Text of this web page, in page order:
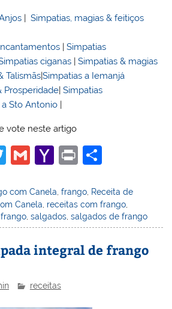
|Simpatias, magias & feitiços
|Simpatias
ciganas |Simpatias & magias
Talismãs|Simpatias a Iemanjá
Prosperidade |Simpatias
a Sto Antonio
vote neste artigo
T
itt
er
G
ai
l
Y
h
o
o
M
l
Pr
t
ar
e
com Canela ,frango Receita de
Canela, receitas com frango,
,salgados,salgados de frango
integral de frango
receitas